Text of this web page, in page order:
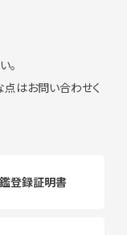
。
点はお問い合わせく
登録証明書